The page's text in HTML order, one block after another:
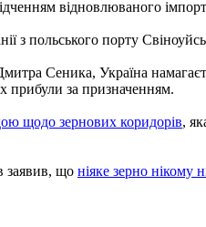
відновлюваного
з польського порту
Сеника, Україна
прибули за призначенням.
щодо зернових коридорів,
заявив, що ніяке зерно нікому